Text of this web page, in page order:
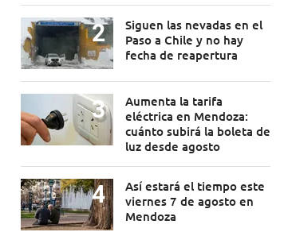
Siguen las nevadas en el
Paso a Chile y no hay
fecha de reapertura
Aumenta la tarifa
eléctrica en Mendoza:
cuánto subirá la boleta de
luz desde agosto
Así estará el tiempo este
viernes 7 de agosto en
Mendoza